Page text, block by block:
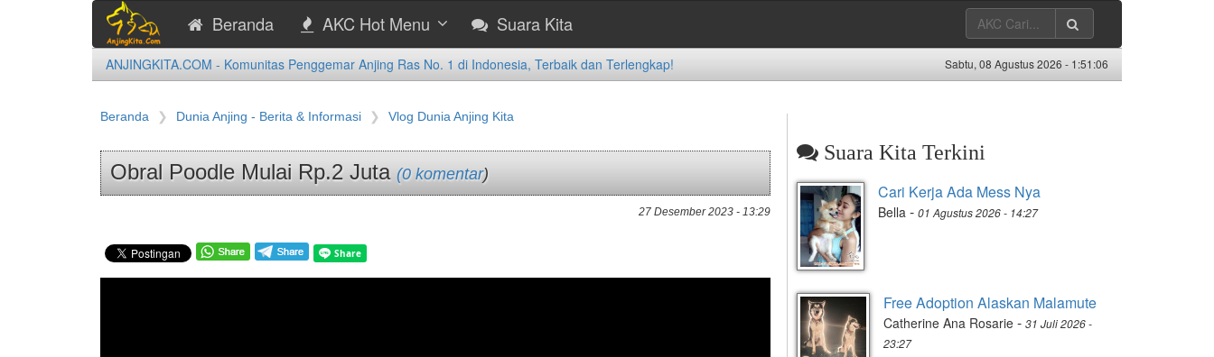
Beranda AKC Hot Menu Suara Kita
ANJINGKITA.COM - Komunitas Penggemar Anjing Ras No. 1 di Indonesia, Terbaik dan Terlengkap! Sabtu, 08 Agustus 2026 - 1:51:07
Beranda Dunia Anjing - Berita & Informasi Vlog Dunia Anjing Kita
Obral Poodle Mulai Rp.2 Juta (0 komentar)
27 Desember 2023 - 13:29
Suara Kita Terkini
Cari Kerja Ada Mess Nya
Bella - 01 Agustus 2026 - 14:27
Free Adoption Alaskan Malamute
Catherine Ana Rosarie - 31 Juli 2026 -
23:27